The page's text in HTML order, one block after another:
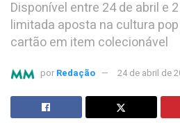
Disponível entre 24 de abril e
limitada aposta na cultura
cartão em item colecionável
por Redação 24 de abril de